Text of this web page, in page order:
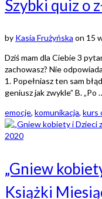
Szybki quiz o
by Kasia Frużyńska on 15
Dziś mam dla Ciebie 3
zachowasz? Nie
1. Popełniasz ten sam
geniusz jak zwykle” B. „Po
emocje, komunikacja, kurs
„Gniew
Książki